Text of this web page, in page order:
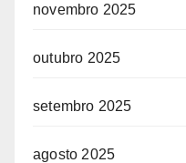
novembro 2025
outubro 2025
setembro 2025
agosto 2025